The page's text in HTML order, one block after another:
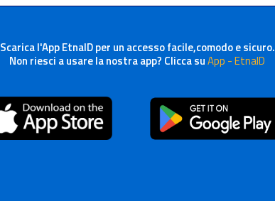
Scarica l'App EtnaID per un accesso facile,comodo e sicuro.
Non riesci a usare la nostra app? Clicca suApp - EtnaID